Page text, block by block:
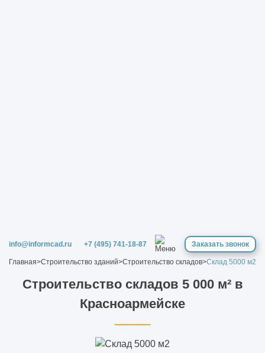
info@informcad.ru +7 (495) 741-18-87 Заказать звонок
Главная>Строительство зданий>Строительство складов>Склад 5000 м2
Строительство cкладов 5 000 м² в
Красноармейске